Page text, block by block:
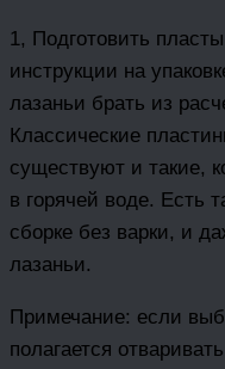
1, Подготовить
инструкции на
лазаньи брать из
Классические
существуют и такие,
в горячей воде. Есть
сборке без варки, и
лазаньи.
Примечание: если
полагается